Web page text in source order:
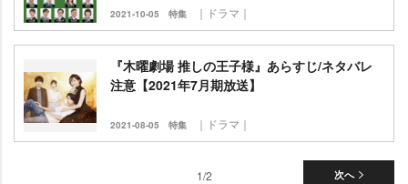
2021-10-05 特集 ｜ドラマ｜
『木曜劇場 推しの王子様』あらすじ/ネタバレ
注意【2021年7月期放送】
2021-08-05 特集 ｜ドラマ｜
次へ
1/2